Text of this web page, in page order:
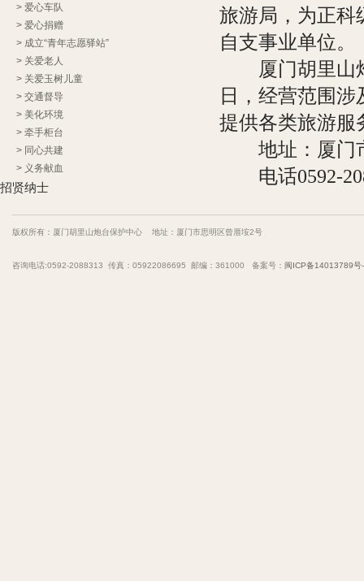
> 爱心车队
> 爱心捐赠
> 成立“青年志愿驿站”
> 关爱老人
> 关爱玉树儿童
> 交通督导
> 美化环境
> 牵手柜台
> 同心共建
> 义务献血
招贤纳士
旅游局，为正科
自支事业单位。
厦门胡里山炮
日，经营范围
提供各类旅游服
地址：厦门
电话0592-
版权所有：厦门胡里山炮台保护中心 地址：厦门市思明区曾厝垵2号
咨询电话:0592-2088313 传真：05922086695 邮编：361000 备案号： 闽ICP备14013789号